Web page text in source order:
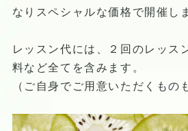
なりスペシャルな価格で開催し
レッスン代には、２回のレッス
料など全てを含みます。
（ご自身でご用意いただくもの